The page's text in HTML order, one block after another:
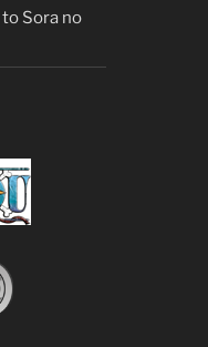
Sora no